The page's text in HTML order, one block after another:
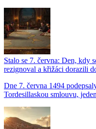
Stalo se 7. června: Den, kdy
rezignoval a křižáci dorazili
Dne 7. června 1494
Tordesillaskou smlouvu,